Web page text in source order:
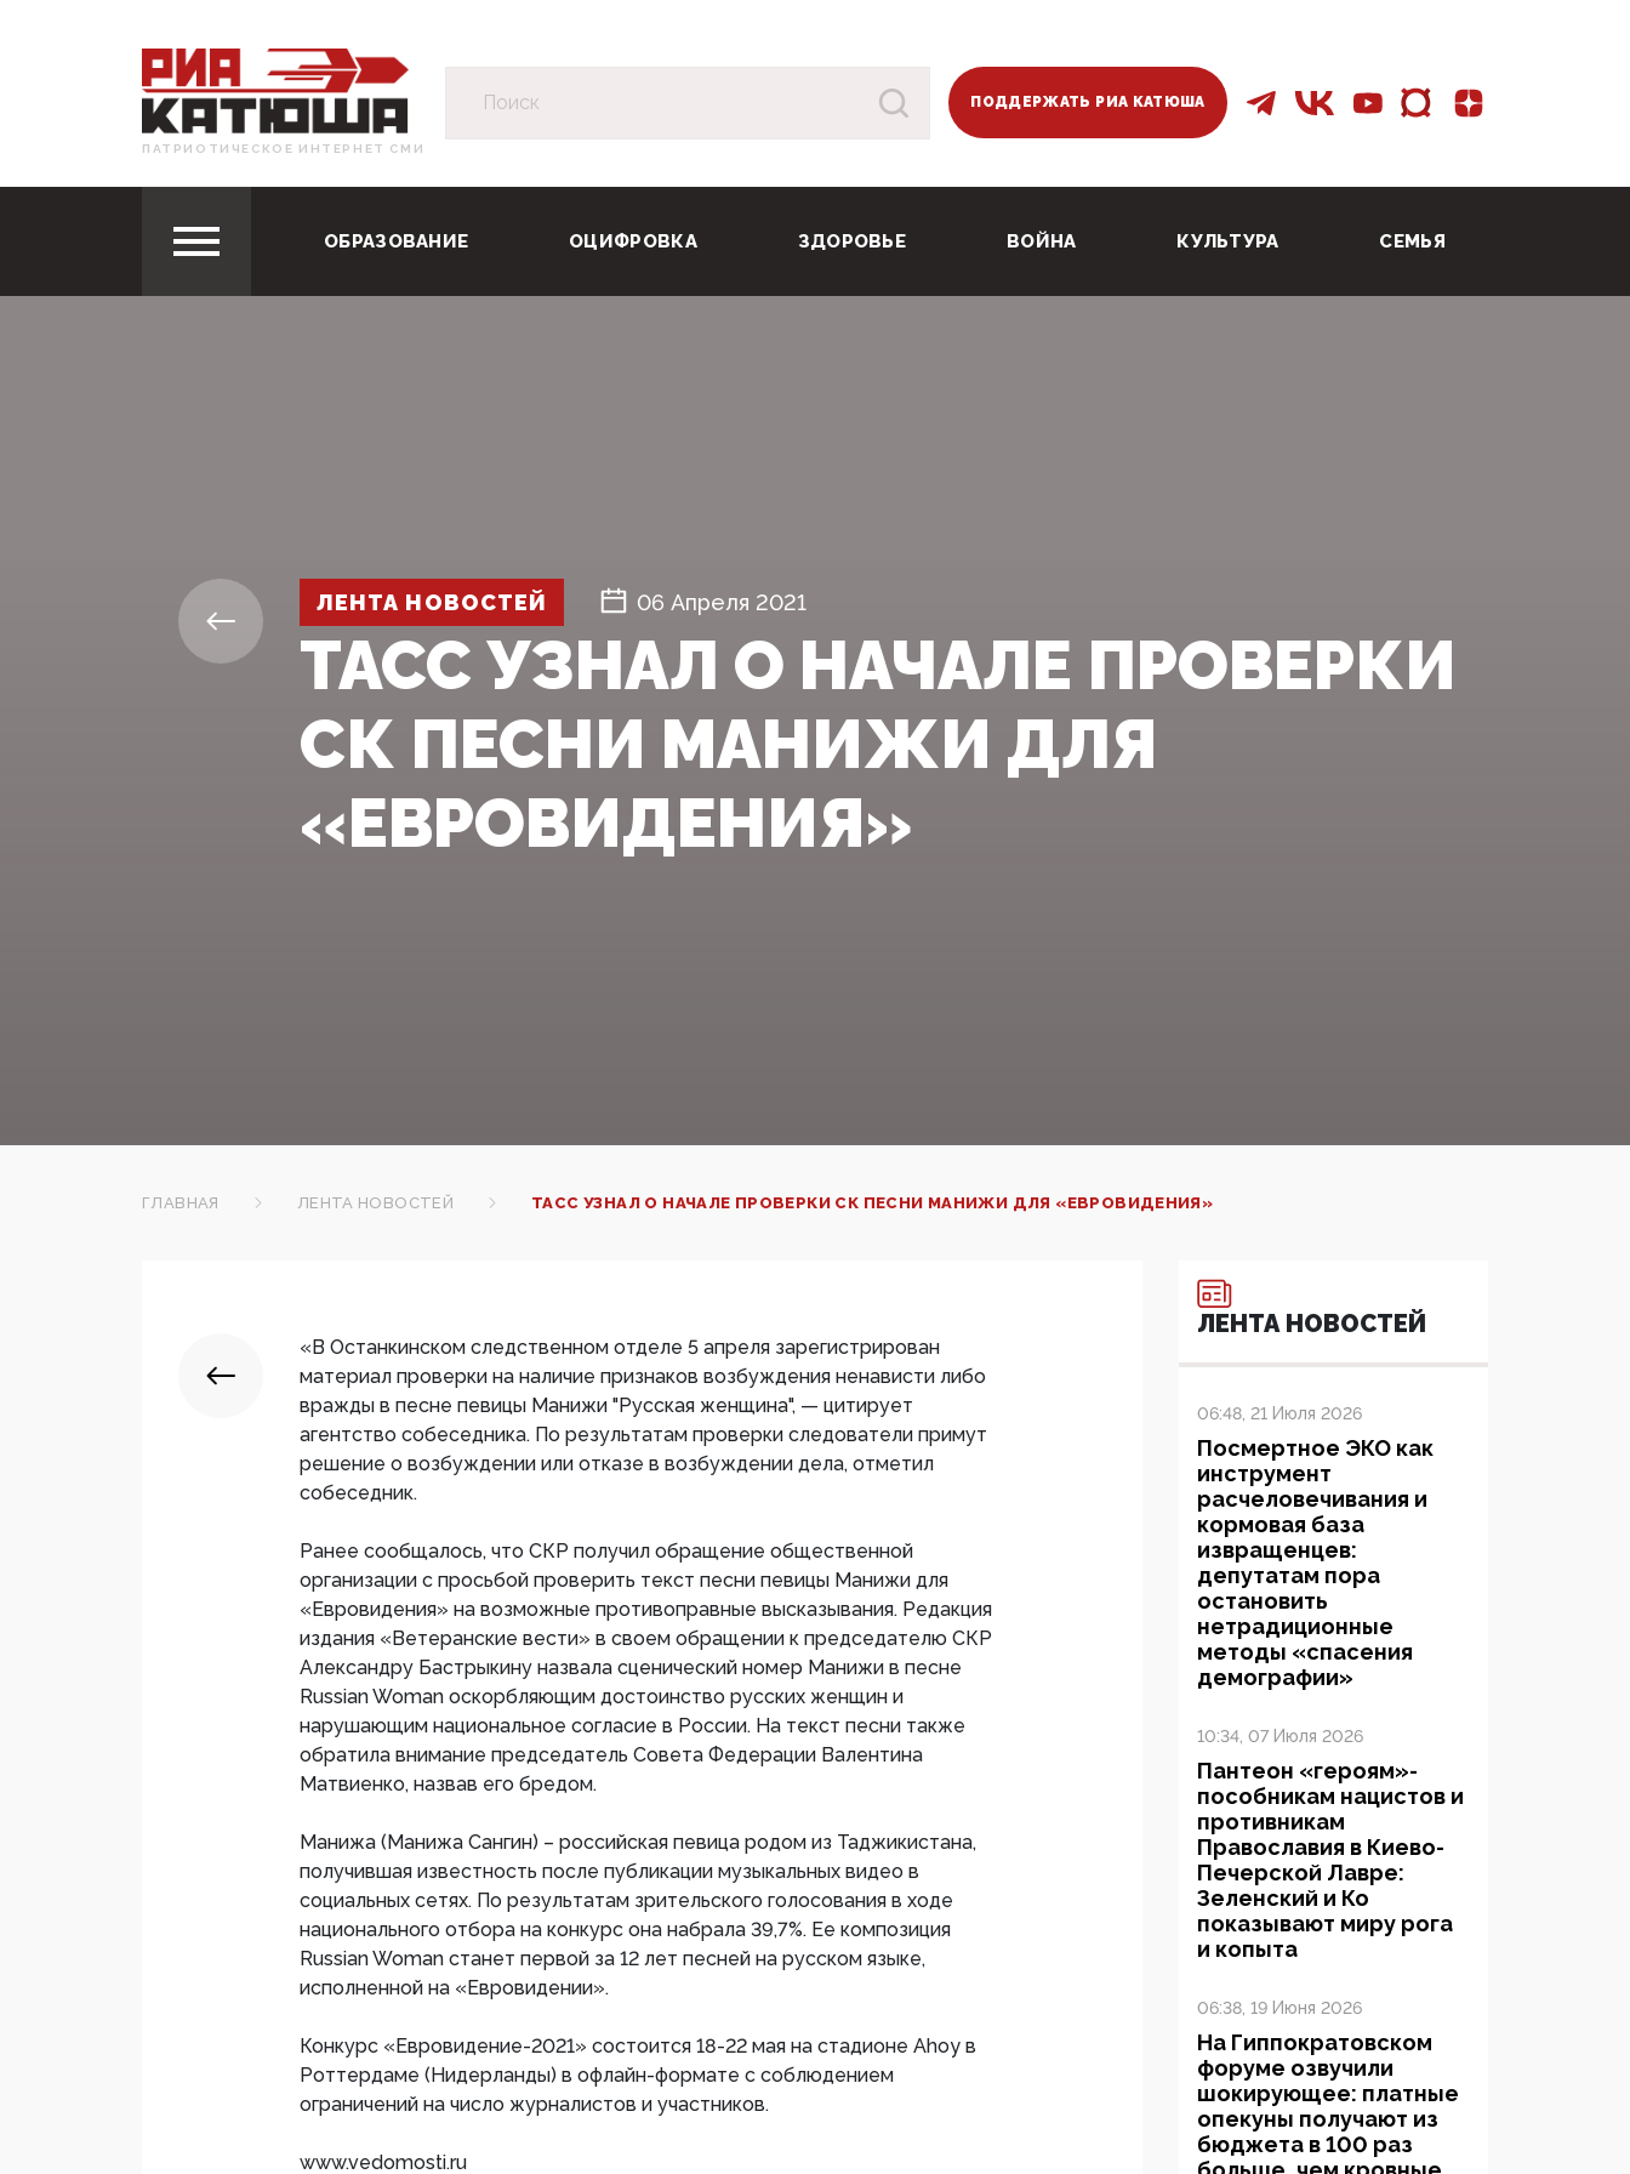
ПАТРИОТИЧЕСКОЕ ИНТЕРНЕТ СМИ
ПОДДЕРЖАТЬ РИА КАТЮША
ОБРАЗОВАНИЕ ОЦИФРОВКА ЗДОРОВЬЕ ВОЙНА КУЛЬТУРА СЕМЬЯ
ЛЕНТА НОВОСТЕЙ 06 Апреля 2021
ТАСС УЗНАЛ О НАЧАЛЕ ПРОВЕРКИ
СК ПЕСНИ МАНИЖИ ДЛЯ
«ЕВРОВИДЕНИЯ»
ГЛАВНАЯ ЛЕНТА НОВОСТЕЙ ТАСС УЗНАЛ О НАЧАЛЕ ПРОВЕРКИ СК ПЕСНИ МАНИЖИ ДЛЯ «ЕВРОВИДЕНИЯ»
«В Останкинском следственном отделе 5 апреля зарегистрирован
материал проверки на наличие признаков возбуждения ненависти либо
вражды в песне певицы Манижи "Русская женщина", — цитирует
агентство собеседника. По результатам проверки следователи примут
решение о возбуждении или отказе в возбуждении дела, отметил
собеседник.
Ранее сообщалось, что СКР получил обращение общественной
организации с просьбой проверить текст песни певицы Манижи для
«Евровидения» на возможные противоправные высказывания. Редакция
издания «Ветеранские вести» в своем обращении к председателю СКР
Александру Бастрыкину назвала сценический номер Манижи в песне
Russian Woman оскорбляющим достоинство русских женщин и
нарушающим национальное согласие в России. На текст песни также
обратила внимание председатель Совета Федерации Валентина
Матвиенко, назвав его бредом.
Манижа (Манижа Сангин) – российская певица родом из Таджикистана,
получившая известность после публикации музыкальных видео в
социальных сетях. По результатам зрительского голосования в ходе
национального отбора на конкурс она набрала 39,7%. Ее композиция
Russian Woman станет первой за 12 лет песней на русском языке,
исполненной на «Евровидении».
Конкурс «Евровидение-2021» состоится 18-22 мая на стадионе Ahoy в
Роттердаме (Нидерланды) в офлайн-формате с соблюдением
ограничений на число журналистов и участников.
www.vedomosti.ru
ЛЕНТА НОВОСТЕЙ
06:48, 21 Июля 2026
Посмертное ЭКО как
инструмент
расчеловечивания и
кормовая база
извращенцев:
депутатам пора
остановить
нетрадиционные
методы «спасения
демографии»
10:34, 07 Июля 2026
Пантеон «героям»-
пособникам нацистов и
противникам
Православия в Киево-
Печерской Лавре:
Зеленский и Ко
показывают миру рога
и копыта
06:38, 19 Июня 2026
На Гиппократовском
форуме озвучили
шокирующее: платные
опекуны получают из
бюджета в 100 раз